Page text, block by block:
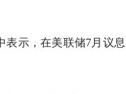
表示，在美联储7月议息